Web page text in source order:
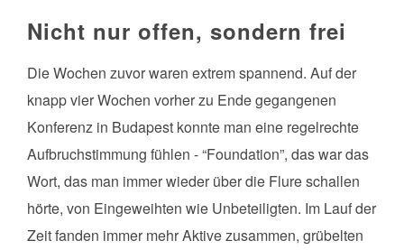
Nicht nur offen, sondern frei
Die Wochen zuvor waren extrem spannend. Auf der
knapp vier Wochen vorher zu Ende gegangenen
Konferenz in Budapest konnte man eine regelrechte
Aufbruchstimmung fühlen - “Foundation”, das war das
Wort, das man immer wieder über die Flure schallen
hörte, von Eingeweihten wie Unbeteiligten. Im Lauf der
Zeit fanden immer mehr Aktive zusammen, grübelten